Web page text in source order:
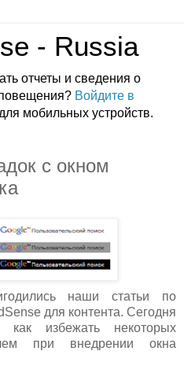
- Russia
отчеты и сведения о
Войдите в
мобильных устройств.
с окном
наши статьи по
для контента. Сегодня
избежать некоторых
при внедрении окна